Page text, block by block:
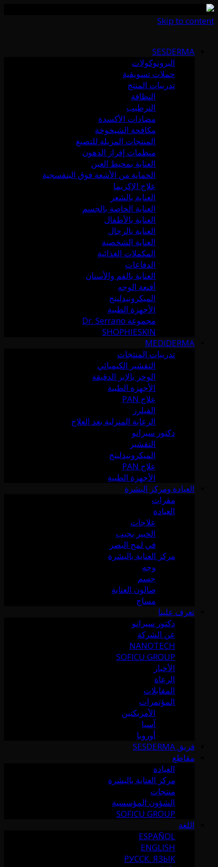
Skip to content
SESDERMA
البروتوكولات
حملات تسويقية
تدريبات المنتج
النظافة
الترطيب
مضادات الأكسدة
مكافحة الشيخوخة
المنتجات المزيلة للتصبغ
منظمات إفراز الدهون
العناية بمحيط العين
الحماية من الأشعة فوق البنفسجية
علاج الإكزيما
العناية بالشعر
العناية الخاصة بالجسم
العناية بالأطفال
العناية بالرجال
العناية الشخصية
المكملات الغذائية
الدفاعات
العناية بالفم والأسنان
أقنعة الوجه
الميكرونيدلينج
الأجهزة الطبية
مجموعة Dr. Serrano
SHOPHIESKIN
MEDIDERMA
تدريبات المنتجات
التقشير الكيميائي
الوخز بالإبر الدقيقة
الأجهزة الطبية
علاج PAN
الفيلرز
الرعاية المنزلية بعد العلاج
دكتور سيرانو
التقشير
الميكرونيدلينج
علاج PAN
الأجهزة الطبية
العيادة ومركز البشرة
مقرات
العيادة
علاجات
الخبير يجيب
في لمح البصر
مركز العناية بالبشرة
وجه
جسم
صالون العناية
مساج
تعرف علينا
دكتور سيرانو
عن الشركة
NANOTECH
SOFICU GROUP
الأخبار
الرعاة
المقابلات
المؤتمرات
الأمريكتين
آسيا
أوروبا
فريق SESDERMA
مقاطع
العيادة
مركز العناية بالبشرة
منتجات
الشؤون المؤسسية
SOFICU GROUP
اللغة
ESPAÑOL
ENGLISH
РУССК. ЯЗЫК